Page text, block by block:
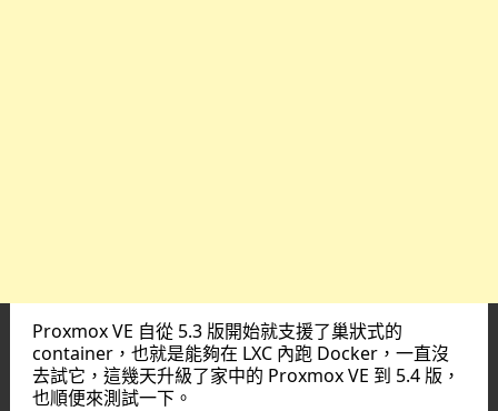
Proxmox VE 自從 5.3 版開始就支援了巢狀式的
container，也就是能夠在 LXC 內跑 Docker，一直沒
去試它，這幾天升級了家中的 Proxmox VE 到 5.4 版，
也順便來測試一下。